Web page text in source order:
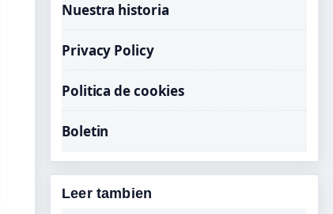
Nuestra historia
Privacy Policy
Politica de cookies
Boletin
Leer tambien